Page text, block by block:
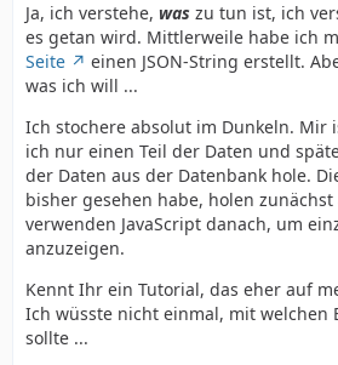
Ja, ich verstehe, was zu tun ist, ich
es getan wird. Mittlerweile habe ich
Seite
einen JSON-String erstellt.
was ich will ...
Ich stochere absolut im Dunkeln. Mir
ich nur einen Teil der Daten und
der Daten aus der Datenbank hole.
bisher gesehen habe, holen
verwenden JavaScript danach, um
anzuzeigen.
Kennt Ihr ein Tutorial, das eher auf
Ich wüsste nicht einmal, mit welchen
sollte ...